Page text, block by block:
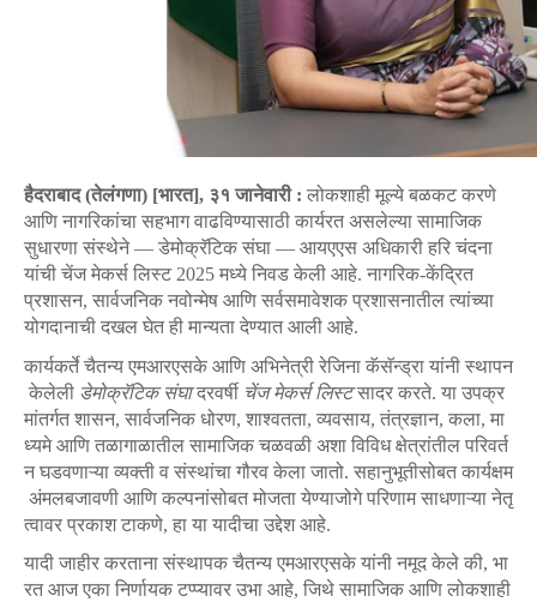
हैदराबाद (तेलंगणा) [भारत], ३१ जानेवारी : लोकशाही मूल्ये बळकट करणे
आणि नागरिकांचा सहभाग वाढविण्यासाठी कार्यरत असलेल्या सामाजिक
सुधारणा संस्थेने — डेमोक्रॅटिक संघा — आयएएस अधिकारी हरि चंदना
यांची चेंज मेकर्स लिस्ट 2025 मध्ये निवड केली आहे. नागरिक-केंद्रित
प्रशासन, सार्वजनिक नवोन्मेष आणि सर्वसमावेशक प्रशासनातील त्यांच्या
योगदानाची दखल घेत ही मान्यता देण्यात आली आहे.
कार्यकर्ते चैतन्य एमआरएसके आणि अभिनेत्री रेजिना कॅसॅन्ड्रा यांनी स्थापन
केलेली डेमोक्रॅटिक संघा दरवर्षी चेंज मेकर्स लिस्ट सादर करते. या उपक्र
मांतर्गत शासन, सार्वजनिक धोरण, शाश्वतता, व्यवसाय, तंत्रज्ञान, कला, मा
ध्यमे आणि तळागाळातील सामाजिक चळवळी अशा विविध क्षेत्रांतील परिवर्त
न घडवणाऱ्या व्यक्ती व संस्थांचा गौरव केला जातो. सहानुभूतीसोबत कार्यक्षम
अंमलबजावणी आणि कल्पनांसोबत मोजता येण्याजोगे परिणाम साधणाऱ्या नेतृ
त्वावर प्रकाश टाकणे, हा या यादीचा उद्देश आहे.
यादी जाहीर करताना संस्थापक चैतन्य एमआरएसके यांनी नमूद केले की, भा
रत आज एका निर्णायक टप्प्यावर उभा आहे, जिथे सामाजिक आणि लोकशाही